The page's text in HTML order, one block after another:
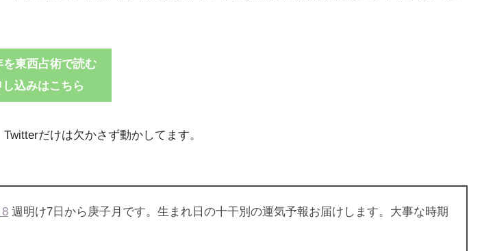
を東西占術で読む
し込みはこちら
だけは欠かさず動かしてます。
週明け7日から庚子月です。生まれ日の十干別の運気予報お届けします。大事な時期